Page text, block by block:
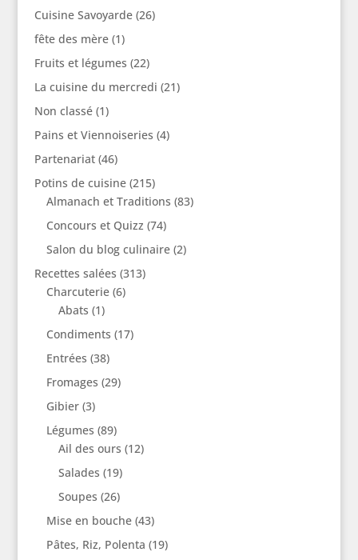
Cuisine Savoyarde(26)
fête des mère(1)
Fruits et légumes (22)
La cuisine du mercredi (21)
Non classé(1)
Pains et Viennoiseries (4)
Partenariat(46)
Potins de cuisine(215)
Almanach et Traditions (83)
Concours et Quizz (74)
Salon du blog culinaire(2)
Recettes salées (313)
Charcuterie(6)
Abats (1)
Condiments (17)
Entrées (38)
Fromages (29)
Gibier(3)
Légumes (89)
Ail des ours (12)
Salades (19)
Soupes (26)
Mise en bouche(43)
Pâtes, Riz, Polenta (19)